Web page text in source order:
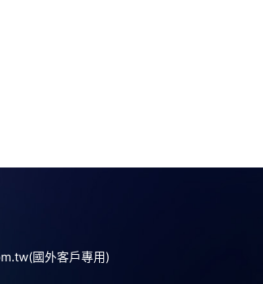
國外客戶專用)